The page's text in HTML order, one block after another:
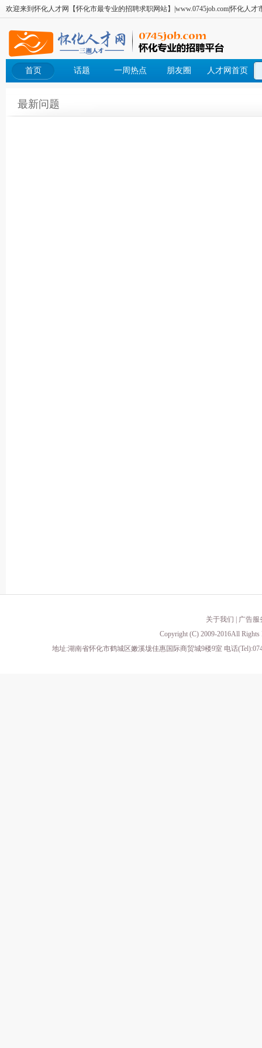
欢迎来到怀化人才网【怀化市最专业的招聘求职网站】|www.0745job.com|怀化人
首页 话题 一周热点 朋友圈 人才网首页
最新问题
关于我们
广告服
Copyright (C) 2009-2016All
地址:湖南省怀化市鹤城区嫩溪垅佳惠国际商贸城9楼9室 电话